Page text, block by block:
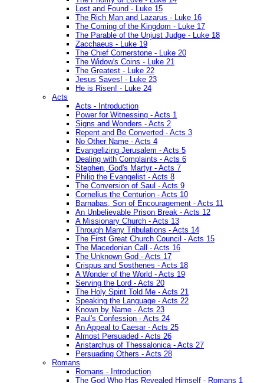
Lost and Found - Luke 15
The Rich Man and Lazarus - Luke 16
The Coming of the Kingdom - Luke 17
The Parable of the Unjust Judge - Luke 18
Zacchaeus - Luke 19
The Chief Cornerstone - Luke 20
The Widow's Coins - Luke 21
The Greatest - Luke 22
Jesus Saves! - Luke 23
He is Risen! - Luke 24
Acts
Acts - Introduction
Power for Witnessing - Acts 1
Signs and Wonders - Acts 2
Repent and Be Converted - Acts 3
No Other Name - Acts 4
Evangelizing Jerusalem - Acts 5
Dealing with Complaints - Acts 6
Stephen, God's Martyr - Acts 7
Philip the Evangelist - Acts 8
The Conversion of Saul - Acts 9
Cornelius the Centurion - Acts 10
Barnabas, Son of Encouragement - Acts 11
An Unbelievable Prison Break - Acts 12
A Missionary Church - Acts 13
Through Many Tribulations - Acts 14
The First Great Church Council - Acts 15
The Macedonian Call - Acts 16
The Unknown God - Acts 17
Crispus and Sosthenes - Acts 18
A Wonder of the World - Acts 19
Serving the Lord - Acts 20
The Holy Spirit Told Me - Acts 21
Speaking the Language - Acts 22
Known by Name - Acts 23
Paul's Confession - Acts 24
An Appeal to Caesar - Acts 25
Almost Persuaded - Acts 26
Aristarchus of Thessalonica - Acts 27
Persuading Others - Acts 28
Romans
Romans - Introduction
The God Who Has Revealed Himself - Romans 1